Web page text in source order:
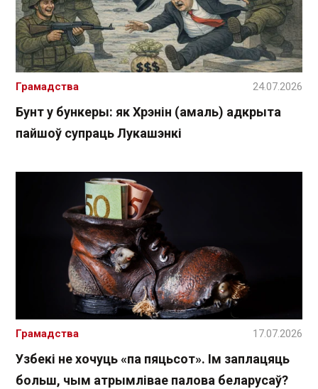
Бунт у бункеры: як Хрэнін (амаль) адкрыта
пайшоў супраць Лукашэнкі
Грамадства 24.07.2026
Узбекі не хочуць «па пяцьсот». Ім заплацяць
больш, чым атрымлівае палова беларусаў?
Грамадства 17.07.2026